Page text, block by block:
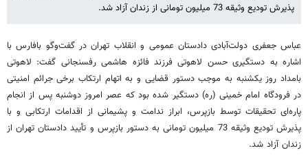
پذیرش تودیع وثیقه 73 میلیون تومانی از زندان آزاد شد.
عباس جعفری دولت‌آبادی دادستان عمومی و انقلاب تهران در گفت‌وگو بافارس با
اشاره به دستگیری حسن لاهوتی فرزند فائزه هاشمی رفسنجانی گفت: لاهوتی
بامداد روز یکشنبه به موجب دستور قضایی و به اتهام ارتکاب برخی جرائم امنیتی
در فرودگاه امام خمینی (ره) دستگیر شده بود که عصر امروز دوشنبه پس از انجام
پاره‌ای تحقیقات توسط بازپرس، ابراز ندامت و پشیمانی از اقدامات ارتکابی و با
پذیرش تودیع وثیقه 73 میلیون تومانی به دستور بازپرس و تأیید دادستان تهران از
زندان آزاد شد.